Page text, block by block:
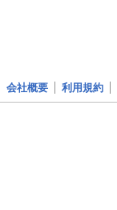
会社概要 利用規約